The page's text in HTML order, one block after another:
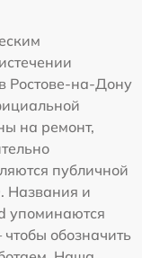
Ростове-на-Дону
на ремонт,
публичной
Названия и
упоминаются
обозначить